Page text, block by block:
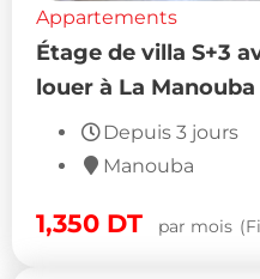
Appartements
Étage de villa S+3
louer à La Manouba
Depuis 3 jours
Manouba
1,350 DT par mois